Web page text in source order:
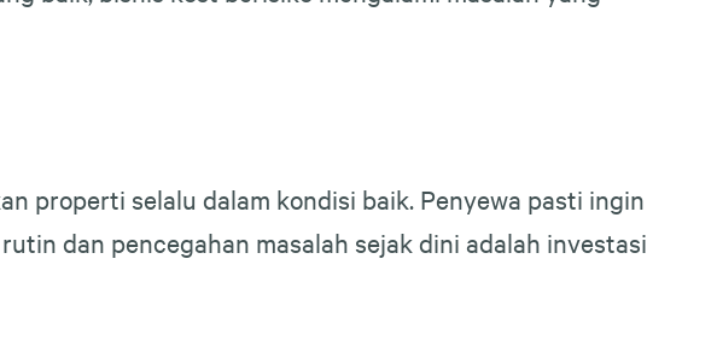
properti selalu dalam kondisi baik. Penyewa pasti ingin
dan pencegahan masalah sejak dini adalah investasi